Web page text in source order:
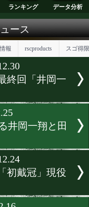
動画 ランキング
ニュース
最終回「井
する井岡一翔
!